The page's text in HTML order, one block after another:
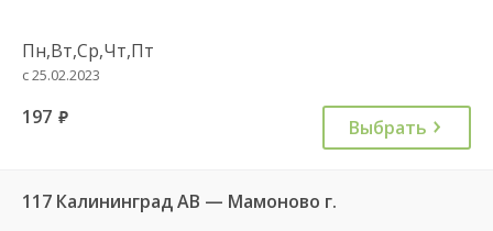
Пн,Вт,Ср,Чт,Пт
с 25.02.2023
197 руб. Выбрать
117 Калининград АВ — Мамоново г.